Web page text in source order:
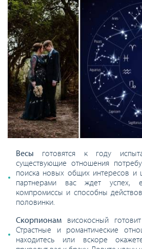
Весы готовятся к году
существующие отношения
поиска новых общих интересов
партнерами вас ждет
компромиссы и способны
половинки.
Скорпионам високосный
Страстные и романтические
находитесь или вскоре